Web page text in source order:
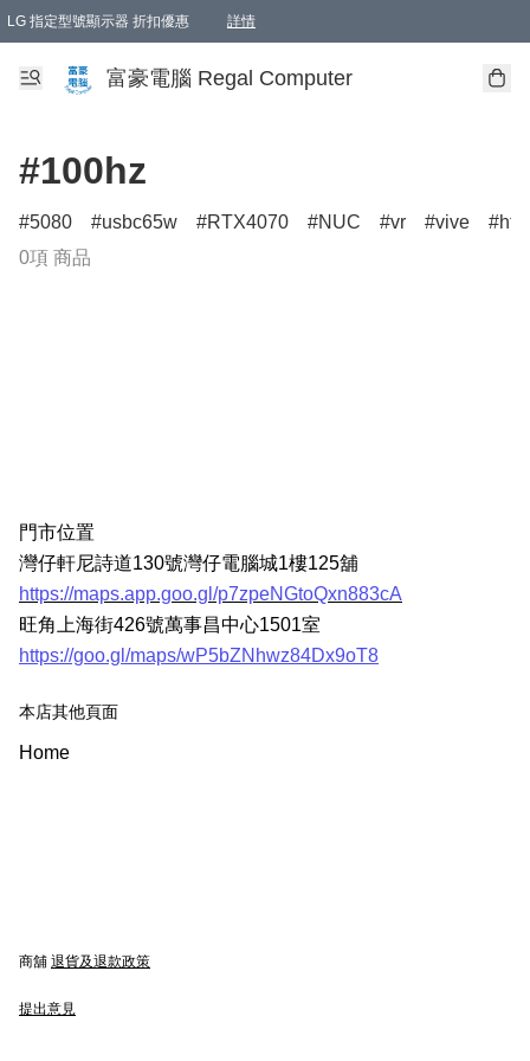
LG 指定型號顯示器 折扣優惠 詳情
富豪電腦 Regal Computer
#100hz
5080 usbc65w RTX4070 NUC vr vive
htc
0項 商品
門市位置
灣仔軒尼詩道130號灣仔電腦城1樓125舖
https://maps.app.goo.gl/p7zpeNGtoQxn883cA
旺角上海街426號萬事昌中心1501室
https://goo.gl/maps/wP5bZNhwz84Dx9oT8
本店其他頁面
Home
商舖 退貨及退款政策
提出意見